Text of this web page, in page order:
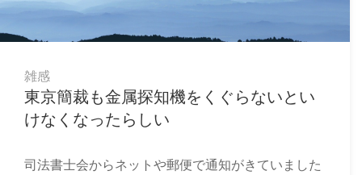
雑感
東京簡裁も金属探知機をくぐらないとい
けなくなったらしい
司法書士会からネットや郵便で通知がきていました